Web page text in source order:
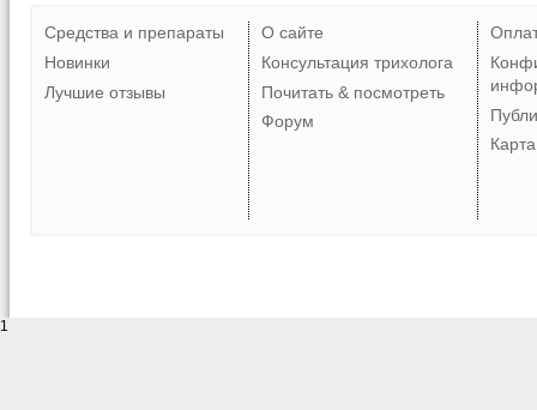
Средства и препараты
Новинки
Лучшие отзывы
О сайте
Консультация трихолога
Почитать & посмотреть
Форум
1